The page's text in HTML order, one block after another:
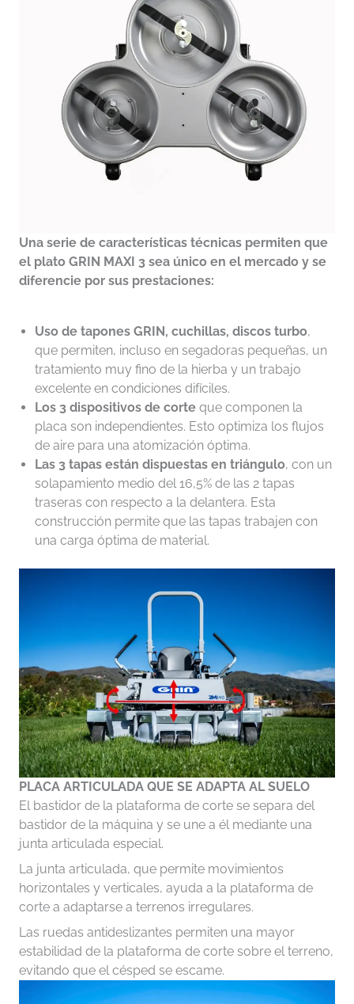
Una serie de características técnicas permiten que
el plato GRIN MAXI 3 sea único en el mercado y se
diferencie por sus prestaciones:
Uso de tapones GRIN, cuchillas, discos turbo,
que permiten, incluso en segadoras pequeñas, un
tratamiento muy fino de la hierba y un trabajo
excelente en condiciones difíciles.
Los 3 dispositivos de corte que componen la
placa son independientes. Esto optimiza los flujos
de aire para una atomización óptima.
Las 3 tapas están dispuestas en triángulo, con un
solapamiento medio del 16,5% de las 2 tapas
traseras con respecto a la delantera. Esta
construcción permite que las tapas trabajen con
una carga óptima de material.
PLACA ARTICULADA QUE SE ADAPTA AL SUELO
El bastidor de la plataforma de corte se separa del
bastidor de la máquina y se une a él mediante una
junta articulada especial.
La junta articulada, que permite movimientos
horizontales y verticales, ayuda a la plataforma de
corte a adaptarse a terrenos irregulares.
Las ruedas antideslizantes permiten una mayor
estabilidad de la plataforma de corte sobre el terreno,
evitando que el césped se escame.